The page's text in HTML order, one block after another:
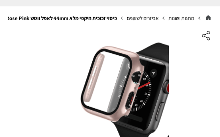
מתנות ושונות אביזרים לשעונים כיסוי זכוכית היקפי מלא 44mm לאפל ווטש Rose Pink